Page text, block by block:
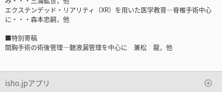
エクステンデッド・リアリティ（XR）を用いた医学教育―脊椎手術中心
に・・・森本忠嗣，他
■特別寄稿
開胸手術の術後管理―髄液漏管理を中心に 兼松 龍，他
isho.jpアプリ